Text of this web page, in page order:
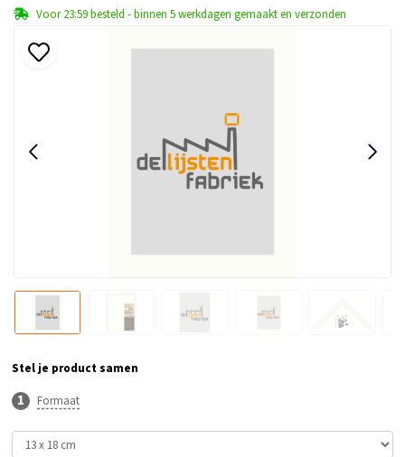
Stel je product samen
Formaat
Voor 23:59 besteld - binnen 5 werkdagen gemaakt en verzonden